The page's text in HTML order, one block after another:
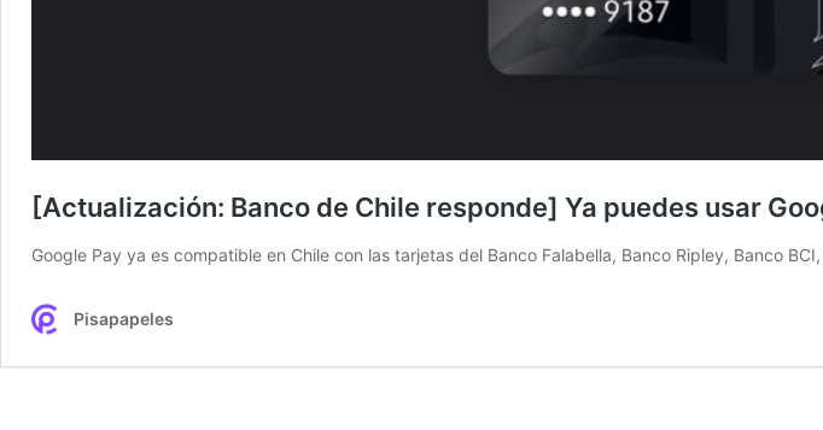
[Actualización: Banco de Chile responde] Ya puedes usar
Google Pay ya es compatible en Chile con las tarjetas del Banco Falabella, Banco Ripley, Banco
Pisapapeles